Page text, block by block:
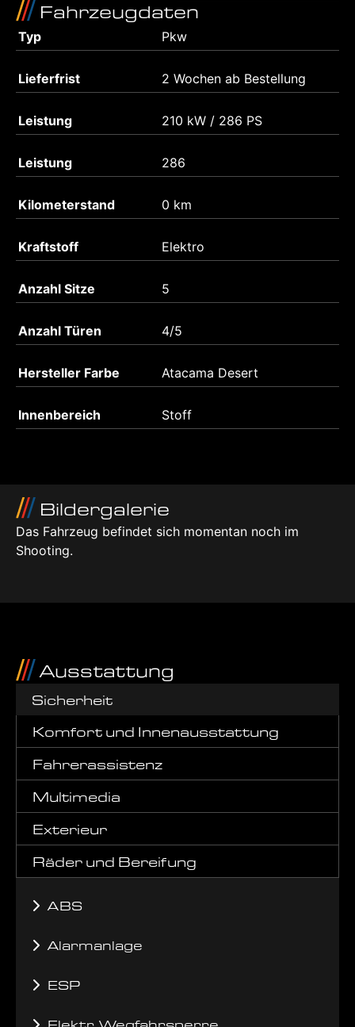
Fahrzeugdaten
Typ Pkw
Lieferfrist 2 Wochen ab Bestellung
Leistung 210 kW / 286 PS
Leistung 286
Kilometerstand 0 km
Kraftstoff Elektro
Anzahl Sitze 5
Anzahl Türen 4/5
Hersteller Farbe Atacama Desert
Innenbereich Stoff
Bildergalerie
Das Fahrzeug befindet sich momentan noch im
Shooting.
Ausstattung
Sicherheit
Komfort und Innenausstattung
Fahrerassistenz
Multimedia
Exterieur
Räder und Bereifung
ABS
Alarmanlage
ESP